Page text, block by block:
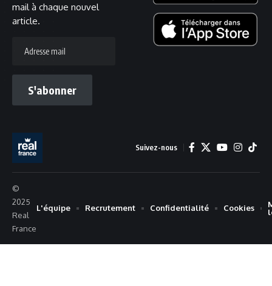
mail à chaque nouvel
article.
mail
S'abonner
Suivez-nous
©
2025
Real
France
L'équipe Recrutement Confidentialité Cookies